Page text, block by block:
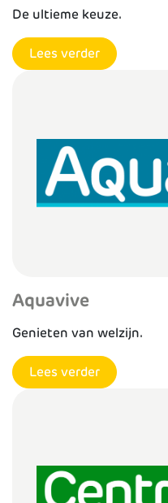
De ultieme keuze.
Lees verder
Aquavive
Genieten van welzijn.
Lees verder